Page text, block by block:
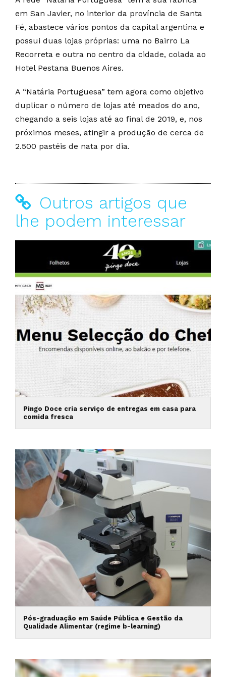
em San Javier, no interior da província de Santa
Fé, abastece vários pontos da capital argentina e
possui duas lojas próprias: uma no Bairro La
Recorreta e outra no centro da cidade, colada ao
Hotel Pestana Buenos Aires.
A “Natária Portuguesa” tem agora como objetivo
duplicar o número de lojas até meados do ano,
chegando a seis lojas até ao final de 2019, e, nos
próximos meses, atingir a produção de cerca de
2.500 pastéis de nata por dia.
Outros artigos que
lhe podem interessar
Pingo Doce cria serviço de entregas em casa para
comida fresca
Pós-graduação em Saúde Pública e Gestão da
Qualidade Alimentar (regime b-learning)